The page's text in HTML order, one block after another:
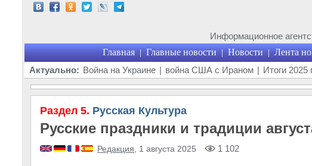
Информационное
Главная | Главные новости | Новости | Лента
Актуально: Война на Украине | война США с Ираном | Итоги 2025
Раздел 5. Русская Культура
Русские праздники и традиции
Редакция , 1 августа 2025 1 102